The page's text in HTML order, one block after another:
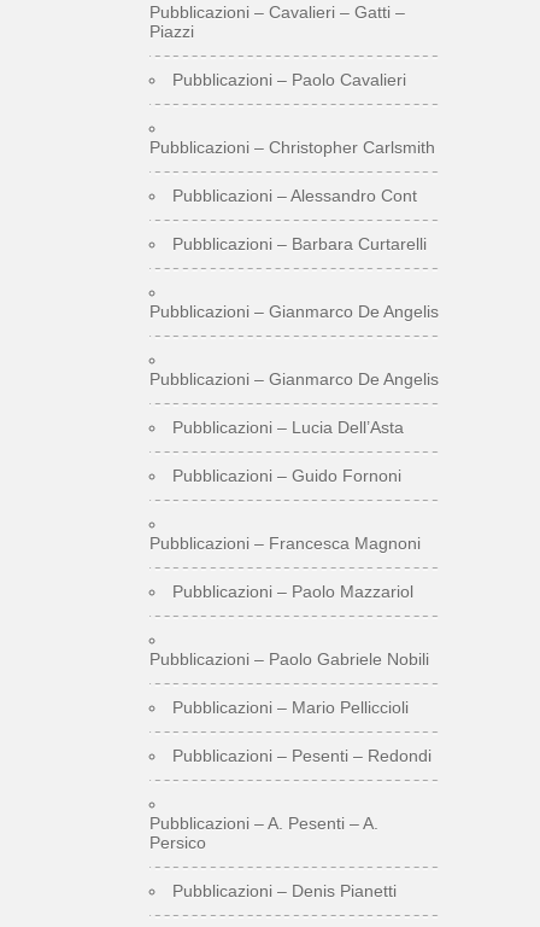
Pubblicazioni – Cavalieri – Gatti –
Piazzi
Pubblicazioni – Paolo Cavalieri
Pubblicazioni – Christopher Carlsmith
Pubblicazioni – Alessandro Cont
Pubblicazioni – Barbara Curtarelli
Pubblicazioni – Gianmarco De Angelis
Pubblicazioni – Gianmarco De Angelis
Pubblicazioni – Lucia Dell’Asta
Pubblicazioni – Guido Fornoni
Pubblicazioni – Francesca Magnoni
Pubblicazioni – Paolo Mazzariol
Pubblicazioni – Paolo Gabriele Nobili
Pubblicazioni – Mario Pelliccioli
Pubblicazioni – Pesenti – Redondi
Pubblicazioni – A. Pesenti – A.
Persico
Pubblicazioni – Denis Pianetti